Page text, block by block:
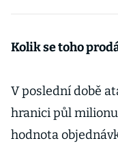
Kolik se toho
V poslední době
hranici půl
hodnota